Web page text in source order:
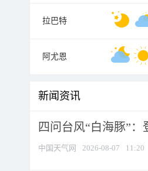
拉巴特
阿尤恩
新闻资讯
四问台风“白海豚”
中国天气网 2026-08-07 11:20